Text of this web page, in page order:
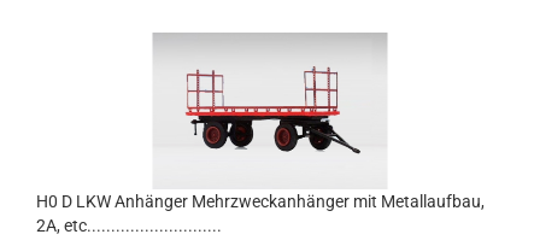
H0 D LKW Anhänger Mehrzweckanhänger mit Metallaufbau,
2A, etc............................